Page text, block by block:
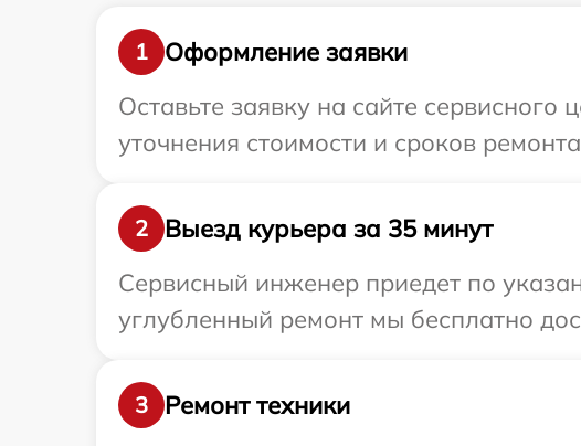
1
Оформление заявки
Оставьте заявку на сайте
уточнения стоимости и сроков
2
Выезд курьера за 35 минут
Сервисный инженер приедет по
углубленный ремонт мы бесплатно
3
Ремонт техники